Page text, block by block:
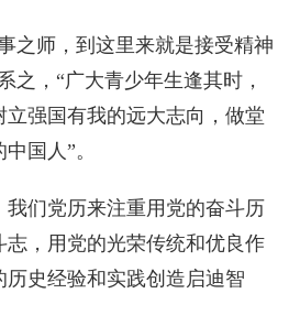
之师，到这里来就是接受精神
之，“广大青少年生逢其时，
强国有我的远大志向，做堂
国人”。
我们党历来注重用党的奋斗历
，用党的光荣传统和优良作
历史经验和实践创造启迪智